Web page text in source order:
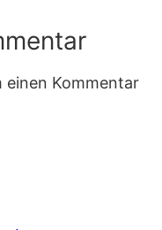
einen Kommentar